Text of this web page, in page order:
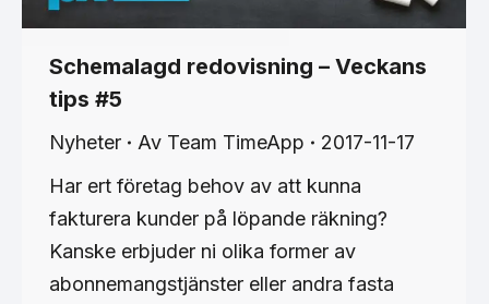
Schemalagd redovisning – Veckans
tips #5
Nyheter Av Team TimeApp
2017-11-17
Har ert företag behov av att kunna
fakturera kunder på löpande räkning?
Kanske erbjuder ni olika former av
abonnemangstjänster eller andra fasta